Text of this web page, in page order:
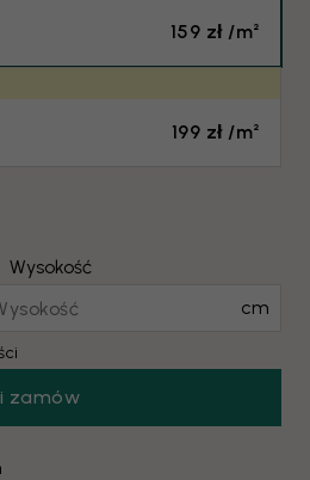
159 zł /m²
199 zł /m²
Wysokość
cm
zamów